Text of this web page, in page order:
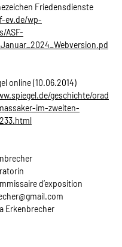
Friedensdienste
ev.de/wp-
ASF-
online (10.06.2014)
geschichte/orad
im-zweiten-
d’exposition
Erkenbrecher